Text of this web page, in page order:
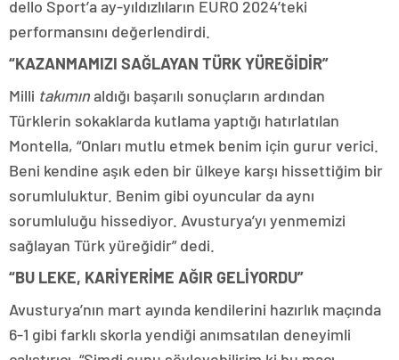
dello Sport’a ay-yıldızlıların EURO 2024’teki
performansını değerlendirdi.
“KAZANMAMIZI SAĞLAYAN TÜRK YÜREĞİDİR”
Milli takımınaldığı başarılı sonuçların ardından
Türklerin sokaklarda kutlama yaptığı hatırlatılan
Montella, “Onları mutlu etmek benim için gurur verici.
Beni kendine aşık eden bir ülkeye karşı hissettiğim bir
sorumluluktur. Benim gibi oyuncular da aynı
sorumluluğu hissediyor. Avusturya’yı yenmemizi
sağlayan Türk yüreğidir” dedi.
“BU LEKE, KARİYERİME AĞIR GELİYORDU”
Avusturya’nın mart ayında kendilerini hazırlık maçında
6-1 gibi farklı skorla yendiği anımsatılan deneyimli